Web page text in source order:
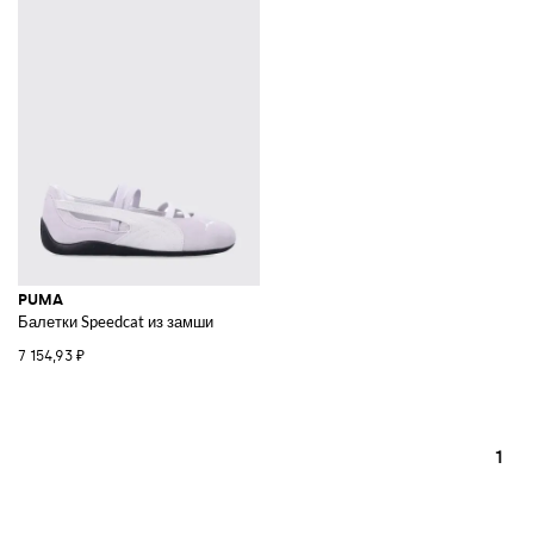
PUMA
Балетки Speedcat из замши
7 154,93 ₽
1